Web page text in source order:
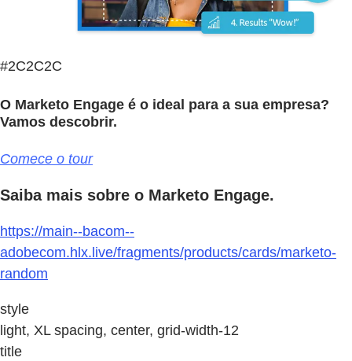
#2C2C2C
O Marketo Engage é o ideal para a sua empresa?
Vamos descobrir.
Comece o tour
Saiba mais sobre o Marketo Engage.
https://main--bacom--
adobecom.hlx.live/fragments/products/cards/marketo-
random
style
light, XL spacing, center, grid-width-12
title